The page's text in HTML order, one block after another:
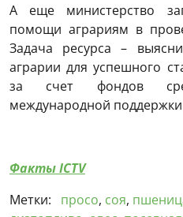
А еще министерство
помощи аграриям в
Задача ресурса –
аграрии для успешного
за счет фондов
международной
Факты ICTV
Метки:
просо, соя,